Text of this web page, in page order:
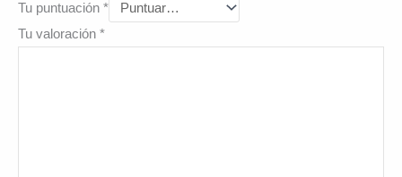
Tu puntuación *
Tu valoración *